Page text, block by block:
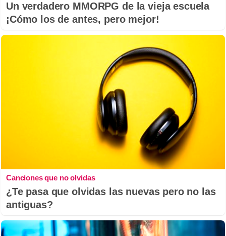
Un verdadero MMORPG de la vieja escuela
¡Cómo los de antes, pero mejor!
Canciones que no olvidas
¿Te pasa que olvidas las nuevas pero no las
antiguas?